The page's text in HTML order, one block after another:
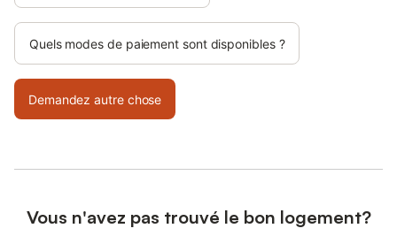
Quels modes de paiement sont disponibles ?
Demandez autre chose
Vous n'avez pas trouvé le bon logement?